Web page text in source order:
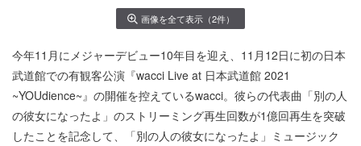
画像を全て表示（2件）
今年11月にメジャーデビュー10年目を迎え、11月12日に初の日本
武道館での有観客公演『wacci Live at 日本武道館 2021
~YOUdience~』の開催を控えているwacci。彼らの代表曲「別の人
の彼女になったよ」のストリーミング再生回数が1億回再生を突破
したことを記念して、「別の人の彼女になったよ」ミュージック